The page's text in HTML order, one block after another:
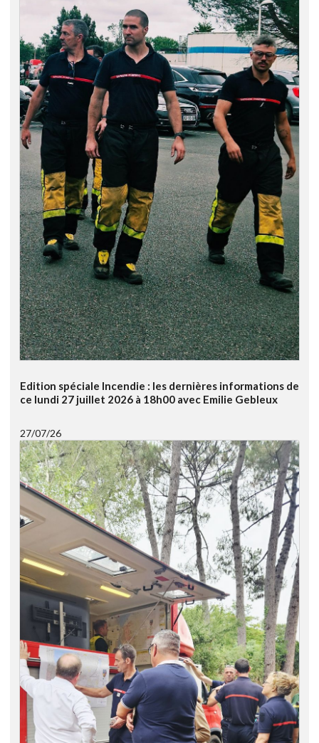
Edition spéciale Incendie : les dernières informations de
ce lundi 27 juillet 2026 à 18h00 avec Emilie Gebleux
27/07/26